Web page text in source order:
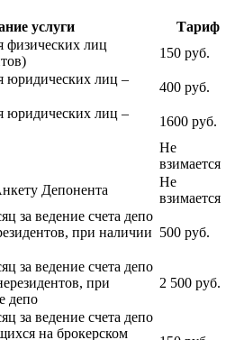
услуги
Тариф
физических лиц
150 руб.
юридических лиц –
400 руб.
юридических лиц –
1600 руб.
Не
взимается
Депонента
Не
взимается
за ведение счета депо
при наличии 500 руб.
за ведение счета депо
при
депо
2 500 руб.
за ведение счета депо
на брокерском